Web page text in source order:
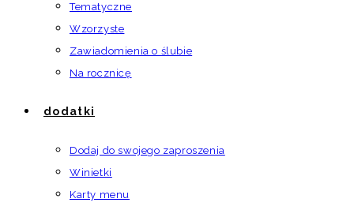
Tematyczne
Wzorzyste
Zawiadomienia o ślubie
Na rocznicę
dodatki
Dodaj do swojego zaproszenia
Winietki
Karty menu